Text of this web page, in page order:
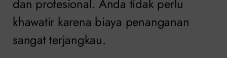
dan profesional. Anda tidak perlu
khawatir karena biaya penanganan
sangat terjangkau.